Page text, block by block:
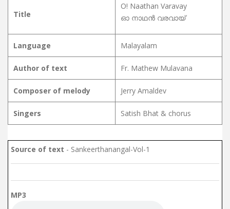
Title
O! Naathan Varavay
ഓ നാഥൻ വരവായ്
Language Malayalam
Author of text Fr. Mathew Mulavana
Composer of melody Jerry Amaldev
Singers Satish Bhat & chorus
Source of text - Sankeerthanangal-Vol-1
MP3